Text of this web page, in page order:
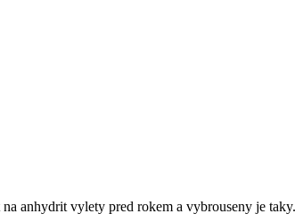
anhydrit vylety pred rokem a vybrouseny je